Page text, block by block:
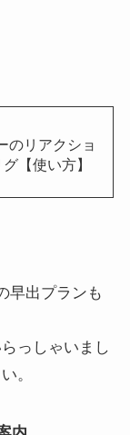
のリアクショ
【使い方】
早出プランも
っしゃいまし
。